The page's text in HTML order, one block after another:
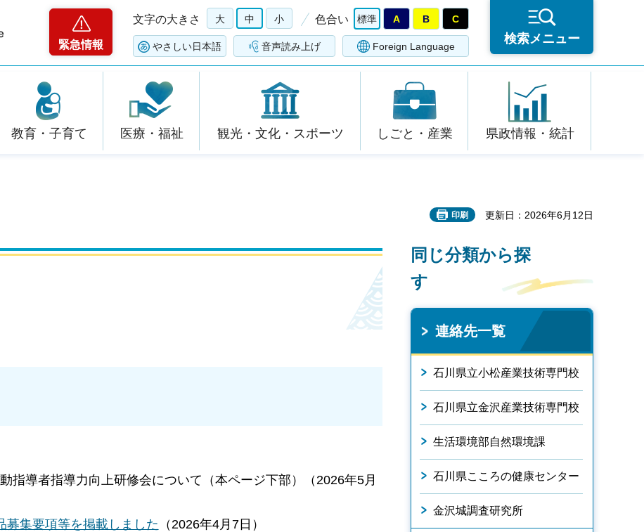
緊急情報
文字の大きさ 大 中 小 色合い 標準 A B C
やさしい日本語 音声読み上げ Foreign Language
検索メニュー
教育・子育て 医療・福祉 観光・文化・スポーツ しごと・産業 県政情報・統計
印刷 更新日：2026年6月12日
指導者指導力向上研修会について（本ページ下部）（2026年5月
募集要項等を掲載しました （2026年4月7日）
同じ分類から探
す
連絡先一覧
石川県立小松産業技術専門校
石川県立金沢産業技術専門校
生活環境部自然環境課
石川県こころの健康センター
金沢城調査研究所